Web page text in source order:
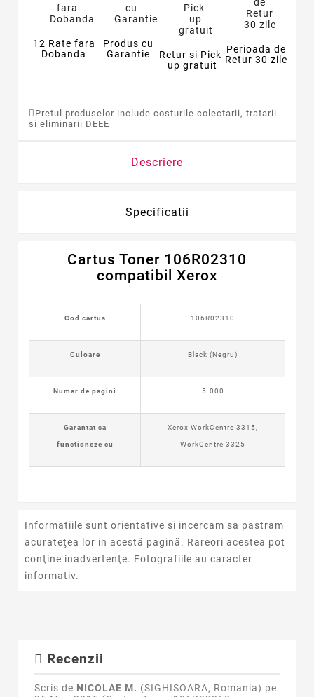
12 Rate fara
Dobanda
Produs cu
Garantie
Retur si Pick-
up gratuit
Perioada de
Retur 30 zile
Pretul produselor include costurile colectarii, tratarii
si eliminarii DEEE
Descriere
Specificatii
Cartus Toner 106R02310
compatibil Xerox
Cod cartus 106R02310
Culoare Black (Negru)
Numar de pagini 5.000
Garantat sa
functioneze cu
Xerox WorkCentre 3315,
WorkCentre 3325
Informatiile sunt orientative si incercam sa pastram
acurateţea lor in acestă pagină. Rareori acestea pot
conţine inadvertenţe. Fotografiile au caracter
informativ.
Recenzii
Scris de NICOLAE M. (SIGHISOARA, Romania) pe